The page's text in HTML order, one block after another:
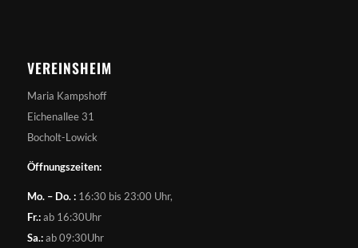
VEREINSHEIM
Maria Kampshoff
Eichenallee 31
Bocholt-Lowick
Öffnungszeiten:
Mo. – Do. :16:30 bis 23:00 Uhr,
Fr.:ab 16:30Uhr
Sa.:ab 09:30Uhr